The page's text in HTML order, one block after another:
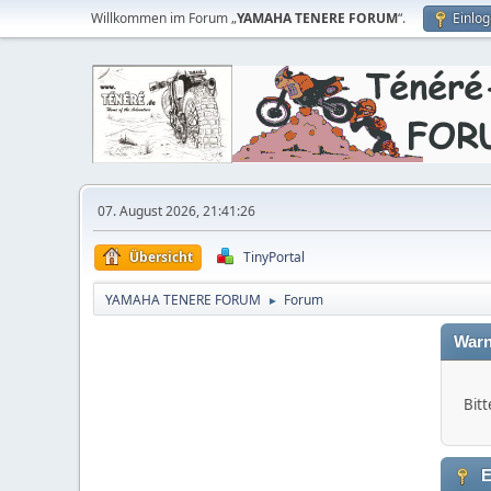
Willkommen im Forum „YAMAHA TENERE FORUM“.
07. August 2026, 21:41:26
Übersicht TinyPortal
YAMAHA TENERE FORUM ► Forum